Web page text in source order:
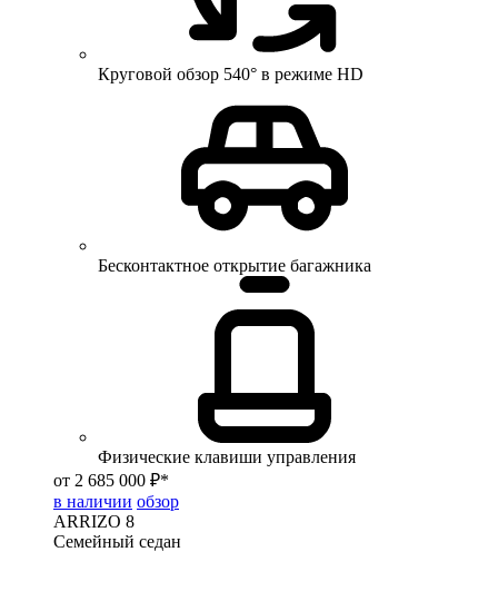
Круговой обзор 540° в режиме HD
Бесконтактное открытие багажника
Физические клавиши управления
от 2 685 000 ₽*
в наличии обзор
ARRIZO 8
Семейный седан